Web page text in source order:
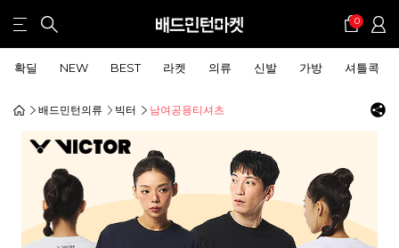
0
확딜 NEW BEST 라켓 의류 신발 가방 셔틀콕
배드민턴의류 빅터 남여공용티셔츠